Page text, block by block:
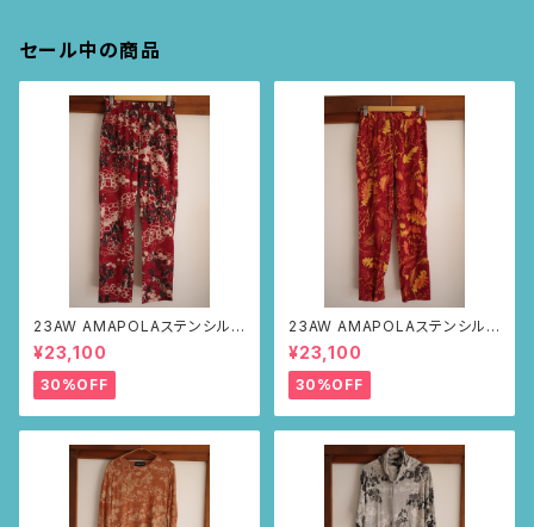
セール中の商品
23AW AMAPOLAステンシルパ
ンツ(ボルドー・サボテンの山道
柄)
¥23,100
30%OFF
23AW AMAPOLAステンシルパ
ンツ(ボルドー・リーフ柄)
¥23,100
30%OFF